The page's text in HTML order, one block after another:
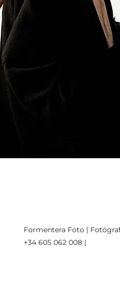
Formentera Foto |
+34 605 062 008 |